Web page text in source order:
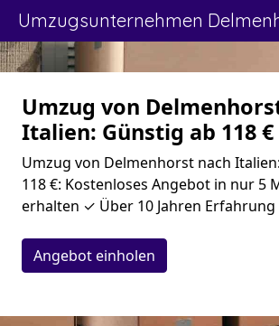
Umzugsunternehmen
Umzug von
Italien: Günstig ab 118 €
Umzug von Delmenhorst nach
118 €: Kostenloses Angebot in nur 5
erhalten ✓ Über 10 Jahren Erfahrung
Angebot einholen